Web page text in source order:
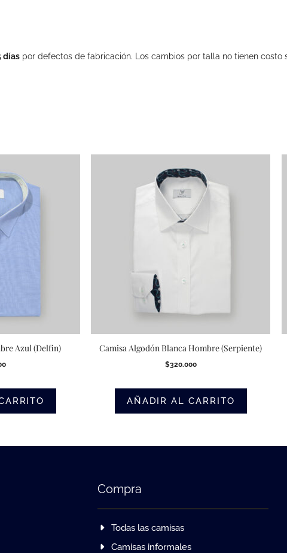
días por defectos de fabricación. Los cambios por talla no tienen costo
Azul (Delfin) Camisa Algodón Blanca Hombre (Serpiente)
$320.000
AÑADIR AL CARRITO
Compra
Todas las camisas
Camisas informales